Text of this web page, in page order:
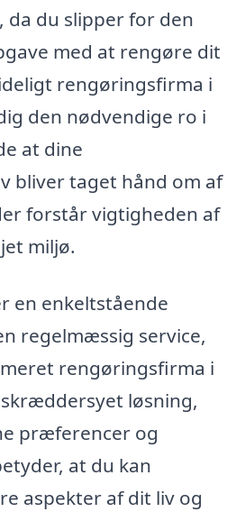
da du slipper for den
med at rengøre dit
rengøringsfirma i
den nødvendige ro i
at dine
bliver taget hånd om af
forstår vigtigheden af
miljø.
en enkeltstående
regelmæssig service,
rengøringsfirma i
løsning,
præferencer og
at du kan
aspekter af dit liv og